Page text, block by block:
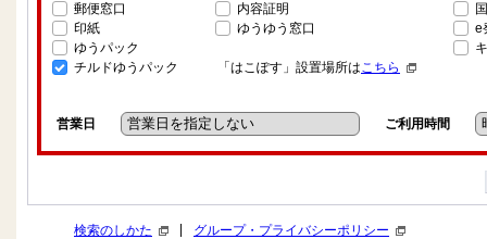
郵便窓口
印紙
ゆうパック
チルドゆうパック
内容証明
ゆうゆう窓口
「はこぽす」設置場所はこちら
e
営業日 ご利用時間
検索のしかた グループ・プライバシーポリシー